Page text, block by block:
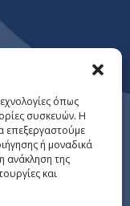
όπως
συσκευών. Η
επεξεργαστούμε
ή μοναδικά
ανάκληση της
και